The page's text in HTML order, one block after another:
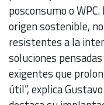
posconsumo o
origen sostenible,
resistentes a la
soluciones
exigentes que
útil”, explica